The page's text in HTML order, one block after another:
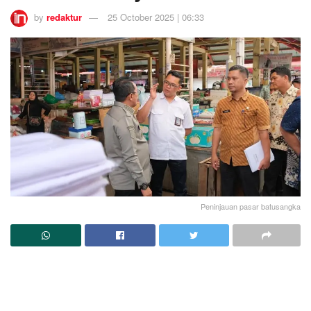
by redaktur 25 October 2025 | 06:33
Peninjauan pasar batusangka